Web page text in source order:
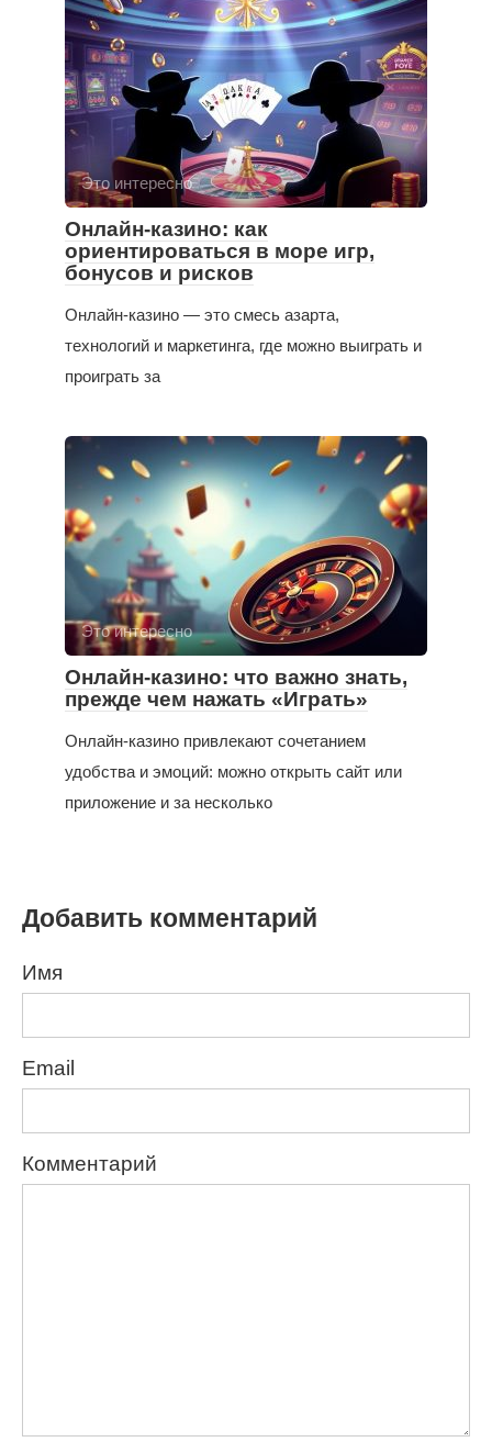
Это интересно
Онлайн-казино: как
ориентироваться в море игр,
бонусов и рисков
Онлайн-казино — это смесь азарта,
технологий и маркетинга, где можно выиграть и
проиграть за
Это интересно
Онлайн-казино: что важно знать,
прежде чем нажать «Играть»
Онлайн-казино привлекают сочетанием
удобства и эмоций: можно открыть сайт или
приложение и за несколько
Добавить комментарий
Имя
Email
Комментарий